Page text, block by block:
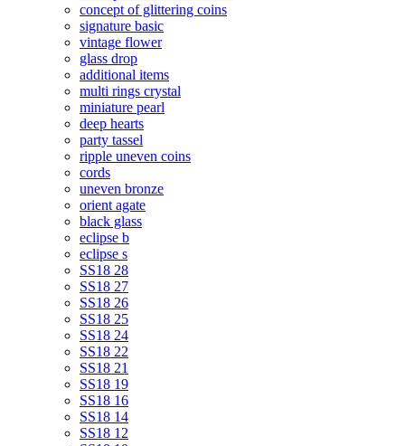
concept of glittering coins
signature basic
vintage flower
glass drop
additional items
multi rings crystal
miniature pearl
deep hearts
party tassel
ripple uneven coins
cords
uneven bronze
orient agate
black glass
eclipse b
eclipse s
SS18 28
SS18 27
SS18 26
SS18 25
SS18 24
SS18 22
SS18 21
SS18 19
SS18 16
SS18 14
SS18 12